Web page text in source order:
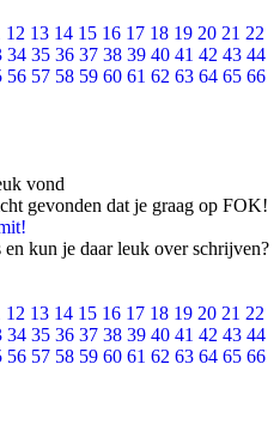
12 13 14 15 16 17 18 19 20 21 22
34 35 36 37 38 39 40 41 42 43 44
56 57 58 59 60 61 62 63 64 65 66
vond
gevonden dat je graag op FOK!
kun je daar leuk over schrijven?
12 13 14 15 16 17 18 19 20 21 22
34 35 36 37 38 39 40 41 42 43 44
56 57 58 59 60 61 62 63 64 65 66